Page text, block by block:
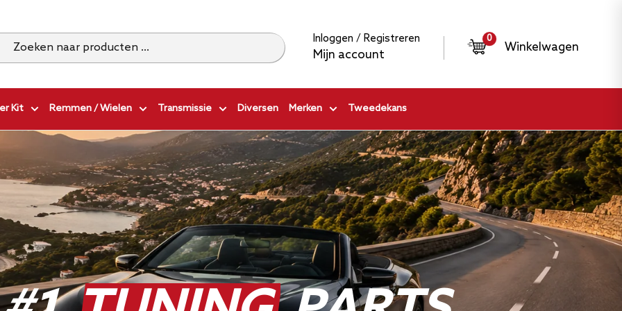
Inloggen / Registreren
Mijn account
0
Winkelwagen
Kit Remmen / Wielen Transmissie Diversen Merken Tweedekans